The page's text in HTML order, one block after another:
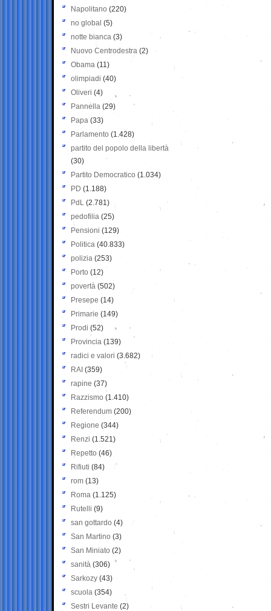
Napolitano (220)
no global (5)
notte bianca (3)
Nuovo Centrodestra (2)
Obama (11)
olimpiadi (40)
Oliveri (4)
Pannella (29)
Papa (33)
Parlamento (1.428)
partito del popolo della libertà
(30)
Partito Democratico (1.034)
PD (1.188)
PdL (2.781)
pedofilia (25)
Pensioni (129)
Politica (40.833)
polizia (253)
Porto (12)
povertà (502)
Presepe (14)
Primarie (149)
Prodi (52)
Provincia (139)
radici e valori (3.682)
RAI (359)
rapine (37)
Razzismo (1.410)
Referendum (200)
Regione (344)
Renzi (1.521)
Repetto (46)
Rifiuti (84)
rom (13)
Roma (1.125)
Rutelli (9)
san gottardo (4)
San Martino (3)
San Miniato (2)
sanità (306)
Sarkozy (43)
scuola (354)
Sestri Levante (2)